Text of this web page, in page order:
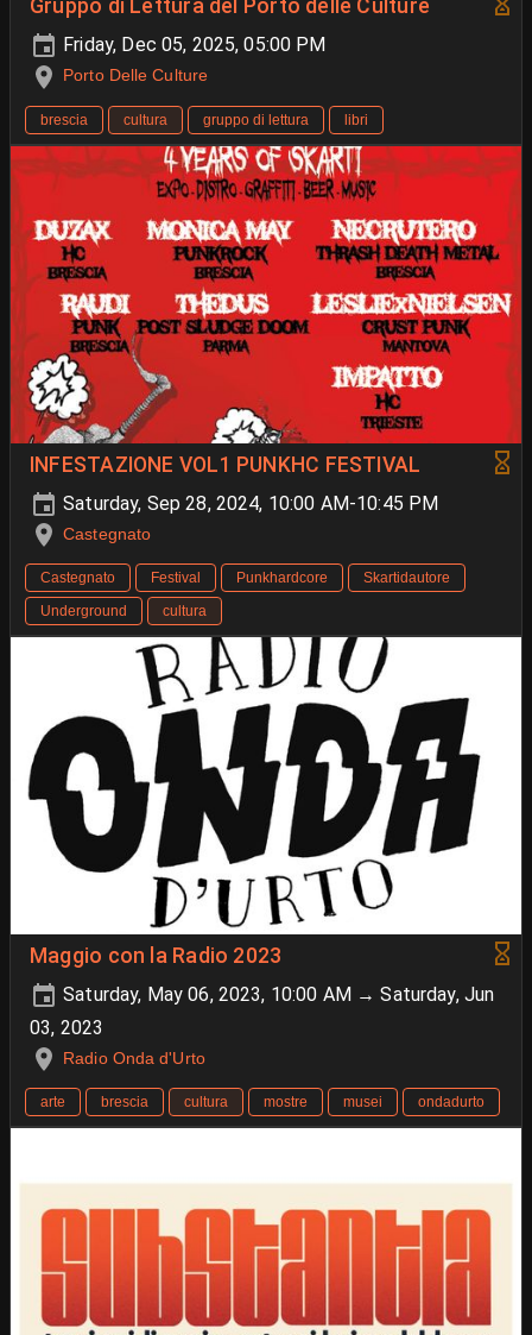
Gruppo di Lettura del Porto delle Culture
Friday, Dec 05, 2025, 05:00 PM
Porto Delle Culture
brescia cultura gruppo di lettura libri
INFESTAZIONE VOL1 PUNKHC FESTIVAL
Saturday, Sep 28, 2024, 10:00 AM-10:45 PM
Castegnato
Castegnato Festival Punkhardcore
Skartidautore
Underground
cultura
Maggio con la Radio 2023
Saturday, May 06, 2023, 10:00 AM → Saturday, Jun
03, 2023
Radio Onda d'Urto
arte brescia cultura mostre musei ondadurto